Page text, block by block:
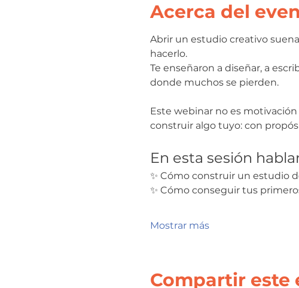
Acerca del
Abrir un estudio creativo
hacerlo.
Te enseñaron a diseñar, a
donde muchos se pierden.
Este webinar no es
construir algo tuyo: con
En esta sesión
✨ Cómo construir un estudio
✨ Cómo conseguir tus
Mostrar más
Compartir este